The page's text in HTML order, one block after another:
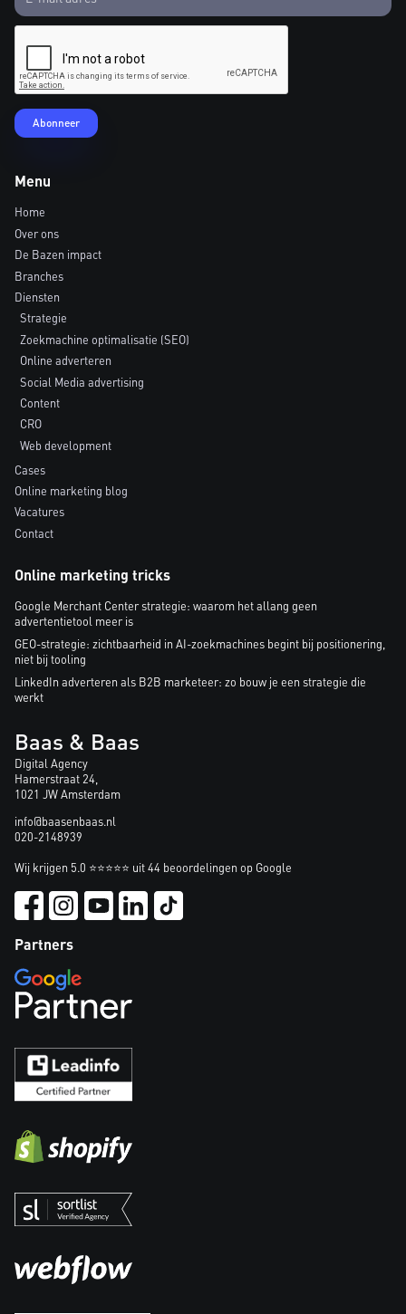
Menu
Home
Over ons
De Bazen impact
Branches
Diensten
Strategie
Zoekmachine optimalisatie (SEO)
Online adverteren
Social Media advertising
Content
CRO
Web development
Cases
Online marketing blog
Vacatures
Contact
Online marketing tricks
Google Merchant Center strategie: waarom het allang geen
advertentietool meer is
GEO-strategie: zichtbaarheid in AI-zoekmachines begint bij positionering,
niet bij tooling
LinkedIn adverteren als B2B marketeer: zo bouw je een strategie die
werkt
Baas & Baas
Digital Agency
Hamerstraat 24,
1021 JW Amsterdam
info@baasenbaas.nl
020-2148939
Wij krijgen 5.0 ⭐⭐⭐⭐⭐ uit 44 beoordelingen op Google
Partners